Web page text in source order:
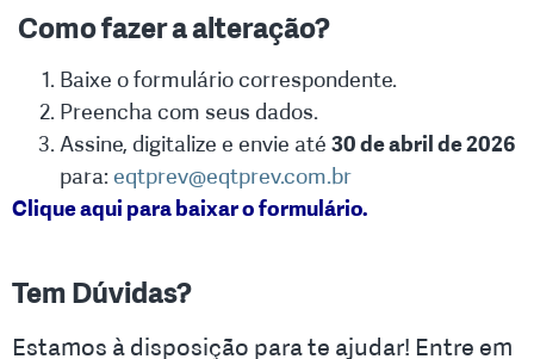
Como fazer a alteração?
Baixe o formulário correspondente.
Preencha com seus dados.
Assine, digitalize e envie até 30 de abril de 2026
para:eqtprev@eqtprev.com.br
Clique aqui para baixar o formulário.
Tem Dúvidas?
Estamos à disposição para te ajudar! Entre em